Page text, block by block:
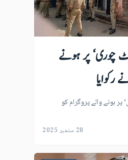
چوری‘ پر ہونے
رکوایا
ہونے والے پروگرام کو
28 ستمبر 2025